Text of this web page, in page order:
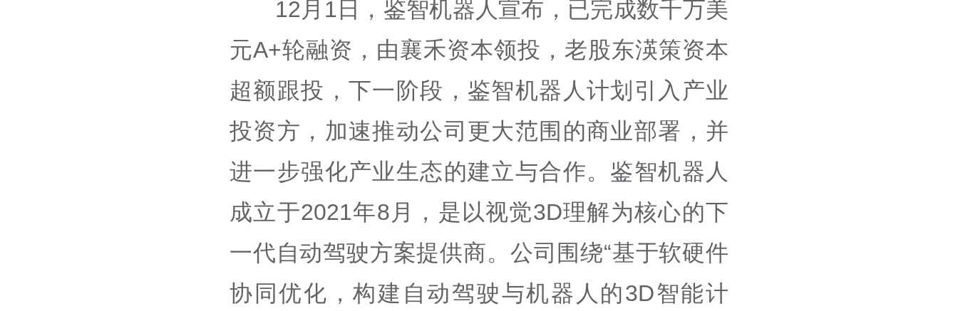
12月1日，鉴智机器人宣布，已完成数千万美
元A+轮融资，由襄禾资本领投，老股东渶策资本
超额跟投，下一阶段，鉴智机器人计划引入产业
投资方，加速推动公司更大范围的商业部署，并
进一步强化产业生态的建立与合作。鉴智机器人
成立于2021年8月，是以视觉3D理解为核心的下
一代自动驾驶方案提供商。公司围绕“基于软硬件
协同优化，构建自动驾驶与机器人的3D智能计